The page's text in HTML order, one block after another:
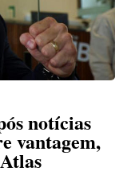
notícias
vantagem,